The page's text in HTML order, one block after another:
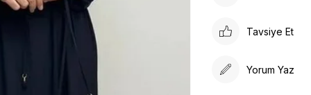
Tavsiye Et
Yorum Yaz